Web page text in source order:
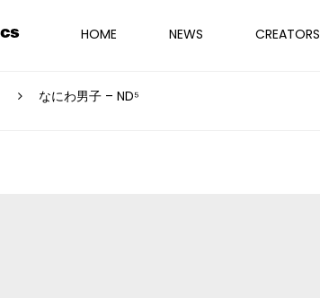
HOME NEWS CREATORS
なにわ男子 – ND⁵